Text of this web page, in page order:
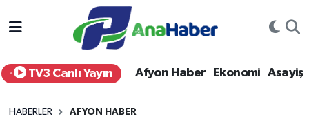
TV3 Canlı Yayın Afyon Haber Ekonomi Asayiş
HABERLER AFYON HABER
Yurt Haber
Afyon Haber
Afyonkarahisar Nöbetçi Eczaneler
Afyonkarahisar Hava Durumu